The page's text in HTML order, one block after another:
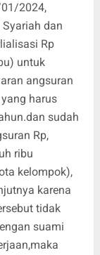
2024,
dan
Rp
untuk
angsuran
harus
sudah
Rp,
ribu
kelompok),
karena
tidak
suami